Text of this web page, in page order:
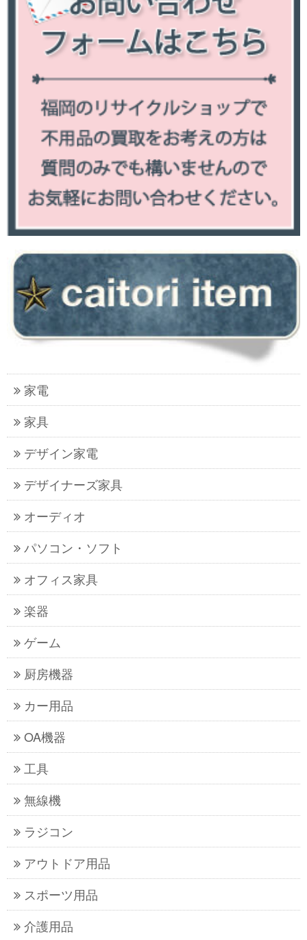
家電
家具
デザイン家電
デザイナーズ家具
オーディオ
パソコン・ソフト
オフィス家具
楽器
ゲーム
厨房機器
カー用品
OA機器
工具
無線機
ラジコン
アウトドア用品
スポーツ用品
介護用品